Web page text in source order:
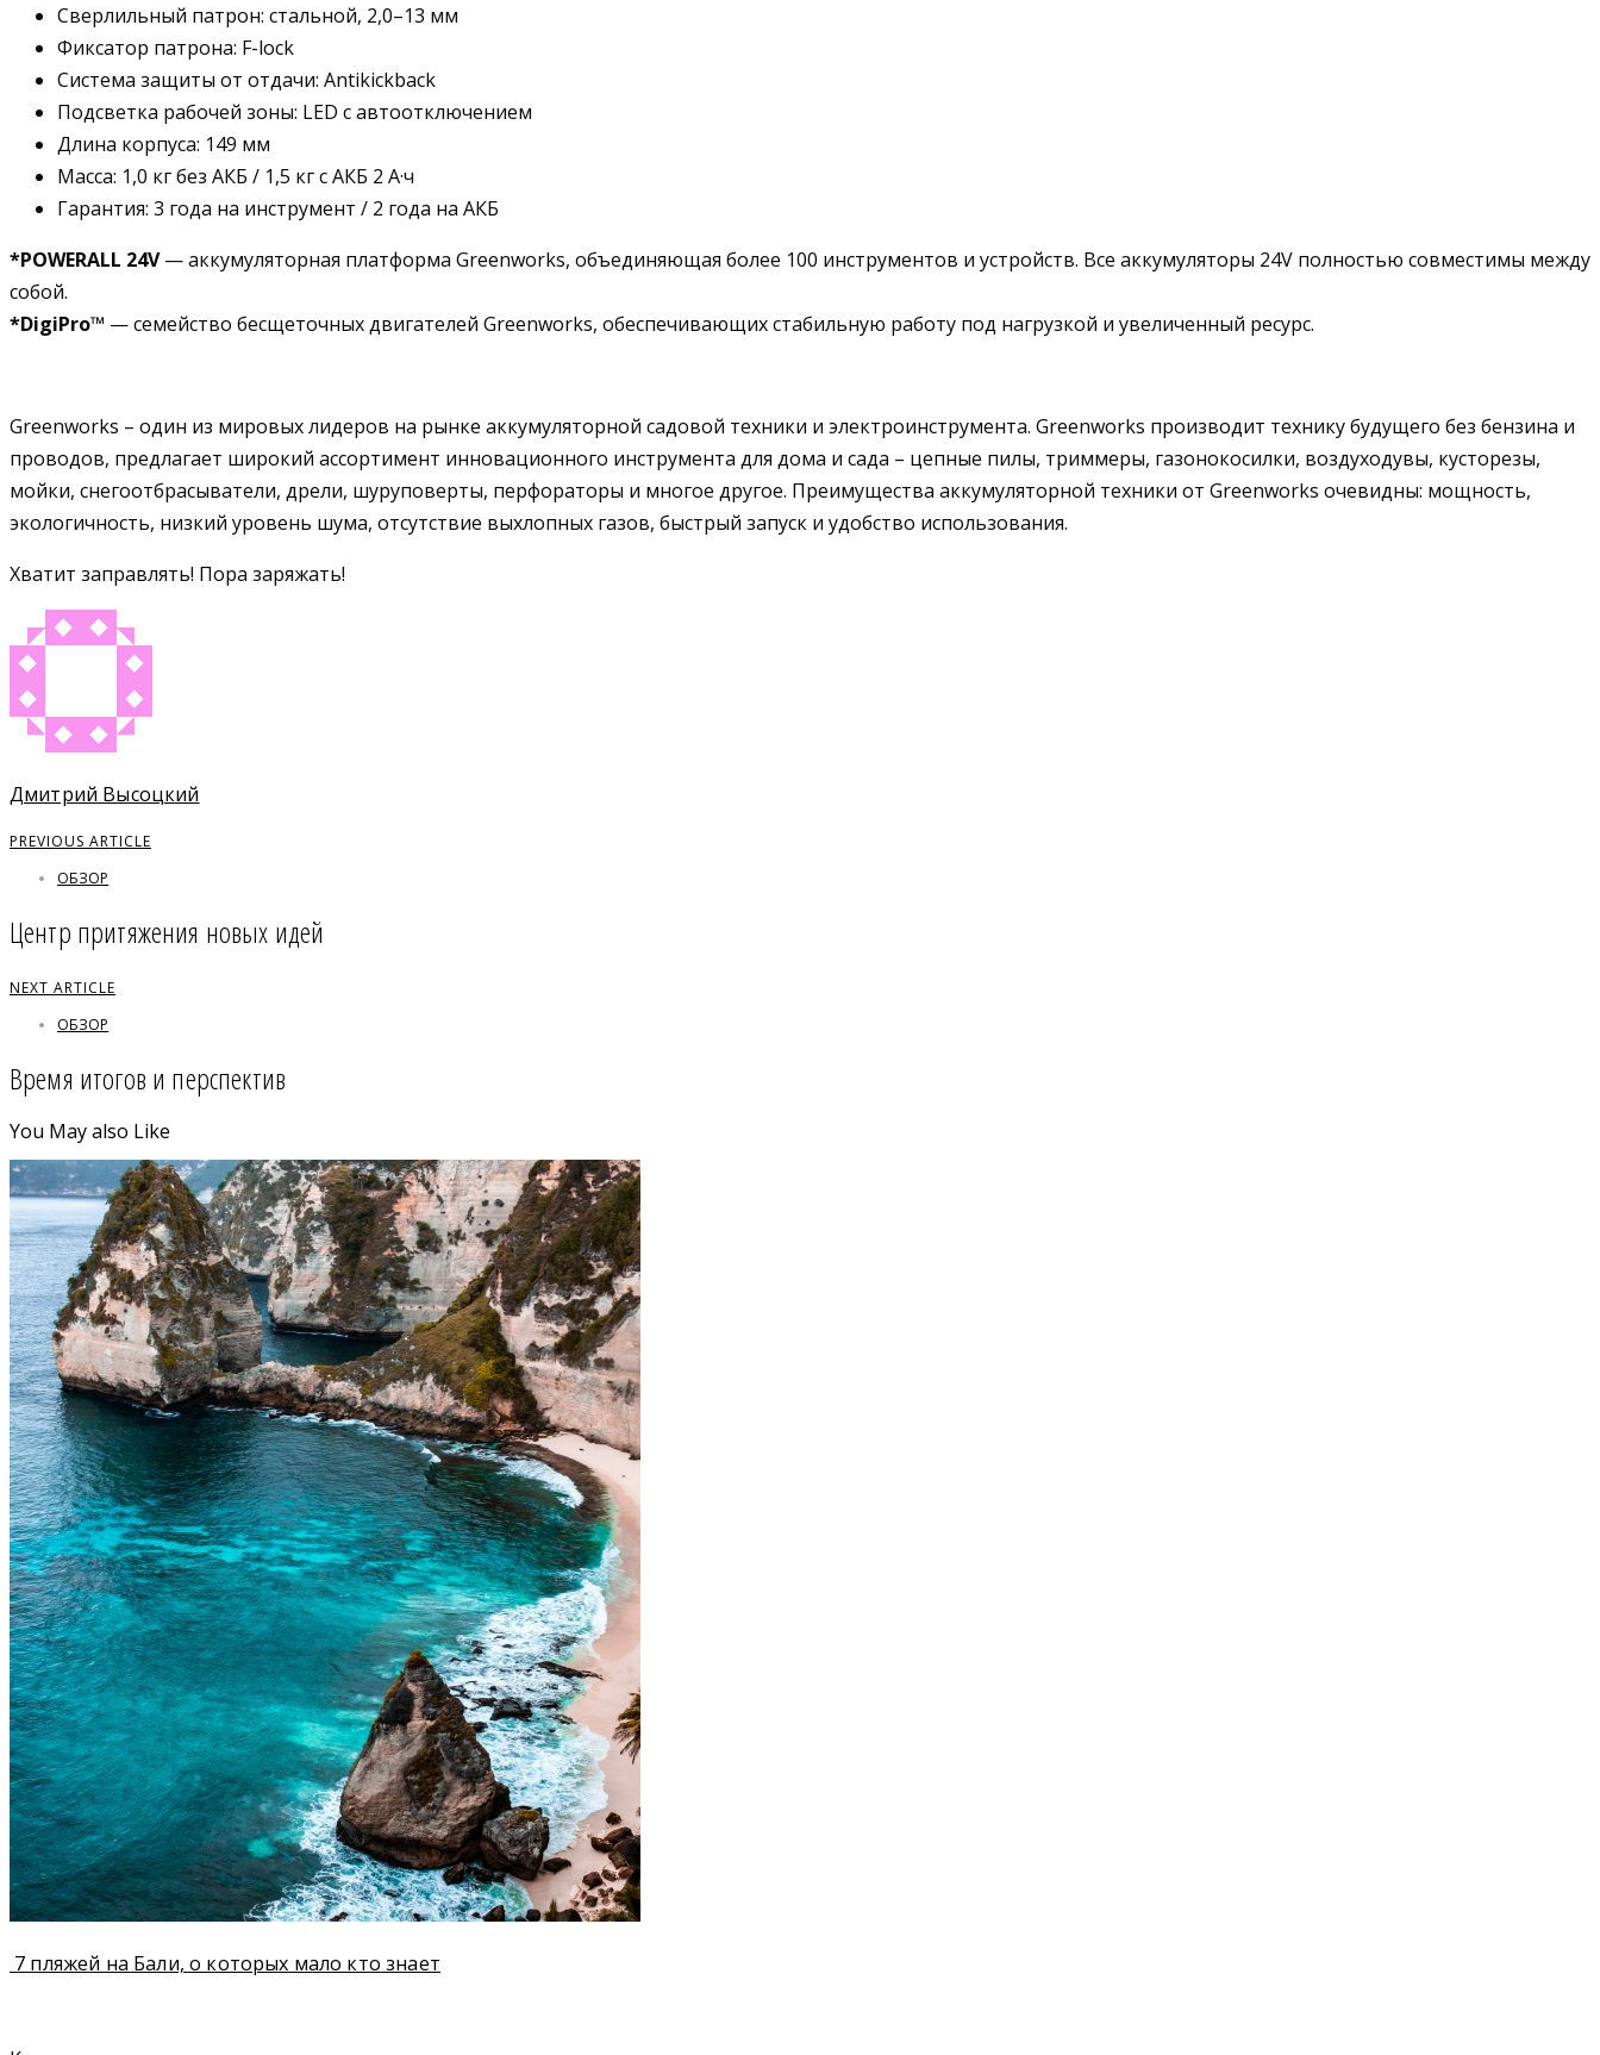
Сверлильный патрон: стальной, 2,0–13 мм
Фиксатор патрона: F-lock
Система защиты от отдачи: Antikickback
Подсветка рабочей зоны: LED с автоотключением
Длина корпуса: 149 мм
Масса: 1,0 кг без АКБ / 1,5 кг с АКБ 2 А·ч
Гарантия: 3 года на инструмент / 2 года на АКБ
*POWERALL 24V— аккумуляторная платформа Greenworks, объединяющая более 100 инструментов и устройств. Все аккумуляторы 24V полностью совместимы между
собой.
*DigiPro™ — семейство бесщеточных двигателей Greenworks, обеспечивающих стабильную работу под нагрузкой и увеличенный ресурс.
Greenworks – один из мировых лидеров на рынке аккумуляторной садовой техники и электроинструмента. Greenworks производит технику будущего без бензина и
проводов, предлагает широкий ассортимент инновационного инструмента для дома и сада – цепные пилы, триммеры, газонокосилки, воздуходувы, кусторезы,
мойки, снегоотбрасыватели, дрели, шуруповерты, перфораторы и многое другое. Преимущества аккумуляторной техники от Greenworks очевидны: мощность,
экологичность, низкий уровень шума, отсутствие выхлопных газов, быстрый запуск и удобство использования.
Хватит заправлять! Пора заряжать!
Дмитрий Высоцкий
PREVIOUS ARTICLE
ОБЗОР
Центр притяжения новых идей
NEXT ARTICLE
ОБЗОР
Время итогов и перспектив
You May also Like
7 пляжей на Бали, о которых мало кто знает